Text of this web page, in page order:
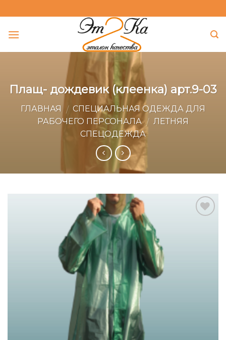
to
content
Плащ- дождевик (клеенка) арт.9-03
ГЛАВНАЯ / СПЕЦИАЛЬНАЯ ОДЕЖДА ДЛЯ
РАБОЧЕГО ПЕРСОНАЛА / ЛЕТНЯЯ
СПЕЦОДЕЖДА